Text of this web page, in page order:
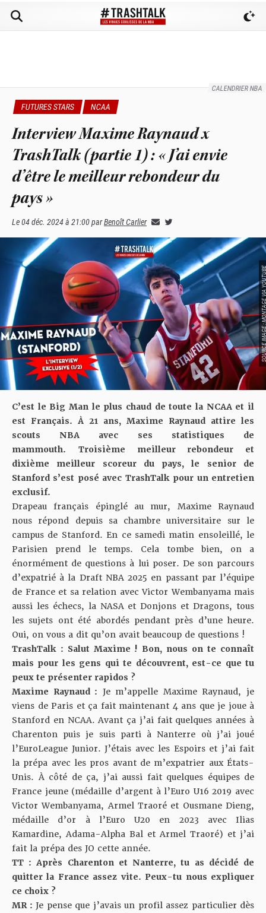
CALENDRIER NBA
FUTURES STARS NCAA
Interview Maxime Raynaud x
TrashTalk (partie 1) : « J’ai envie
d’être le meilleur rebondeur du
pays »
Le04 déc. 2024 à 21:00parBenoît Carlier
SOURCE IMAGE :
C’est le Big Man le plus chaud de toute la NCAA et il
est Français. À 21 ans, Maxime Raynaud attire les
scouts NBA avec ses statistiques de
mammouth. Troisième meilleur rebondeur et
dixième meilleur scoreur du pays, le senior de
Stanford s’est posé avec TrashTalk pour un entretien
exclusif.
Drapeau français épinglé au mur, Maxime Raynaud
nous répond depuis sa chambre universitaire sur le
campus de Stanford. En ce samedi matin ensoleillé, le
Parisien prend le temps. Cela tombe bien, on a
énormément de questions à lui poser. De son parcours
d’expatrié à la Draft NBA 2025 en passant par l’équipe
de France et sa relation avec Victor Wembanyama mais
aussi les échecs, la NASA et Donjons et Dragons, tous
les sujets ont été abordés pendant près d’une heure.
Oui, on vous a dit qu’on avait beaucoup de questions !
TrashTalk : Salut Maxime ! Bon, nous on te connaît
mais pour les gens qui te découvrent, est-ce que tu
peux te présenter rapidos ?
Maxime Raynaud : Je m’appelle Maxime Raynaud, je
viens de Paris et ça fait maintenant 4 ans que je joue à
Stanford en NCAA. Avant ça j’ai fait quelques années à
Charenton puis je suis parti à Nanterre où j’ai joué
l’EuroLeague Junior. J’étais avec les Espoirs et j’ai fait
la prépa avec les pros avant de m’expatrier aux États-
Unis. À côté de ça, j’ai aussi fait quelques équipes de
France jeune (médaille d’argent à l’Euro U16 2019 avec
Victor Wembanyama, Armel Traoré et Ousmane Dieng,
médaille d’or à l’Euro U20 en 2023 avec Ilias
Kamardine, Adama-Alpha Bal et Armel Traoré) et j’ai
fait la prépa des JO cette année.
TT : Après Charenton et Nanterre, tu as décidé de
quitter la France assez vite. Peux-tu nous expliquer
ce choix ?
MR : Je pense que j’avais un profil assez particulier dès